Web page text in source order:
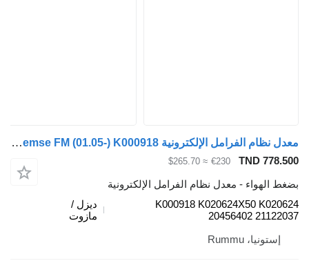
معدل نظام الفرامل الإلكترونية Knorr-Bremse FM (01.05-) K000918 لـ الشاحنات Volvo FM7-FM12, FM, FMX (1998-2014)
TND
€230
≈ $265.70
الهواء - معدل نظام الفرامل الإلكترونية
K000918 K020624X50
20456402
ديزل /
مازوت
إستونيا، Rummu